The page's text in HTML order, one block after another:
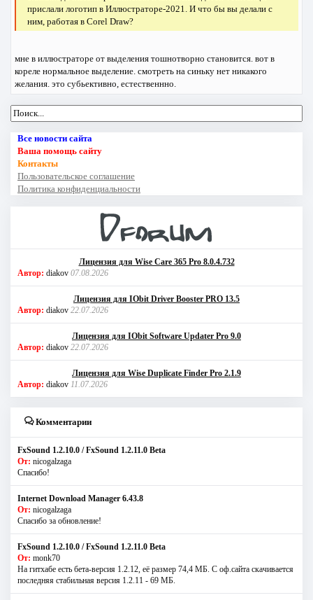
прислали логотип в Иллюстраторе-2021. И что бы вы делали с
ним, работая в Corel Draw?
мне в иллюстраторе от выделения тошнотворно становится. вот в
кореле нормальное выделение. смотреть на синьку нет никакого
желания. это субьективно, естественнно.
Все новости сайта
Ваша помощь сайту
Контакты
Пользовательское соглашение
Политика конфиденциальности
Лицензия для Wise Care 365 Pro 8.0.4.732
Автор: diakov 07.08.2026
Лицензия для IObit Driver Booster PRO 13.5
Автор: diakov 22.07.2026
Лицензия для IObit Software Updater Pro 9.0
Автор: diakov 22.07.2026
Лицензия для Wise Duplicate Finder Pro 2.1.9
Автор: diakov 11.07.2026
Комментарии
FxSound 1.2.10.0 / FxSound 1.2.11.0 Beta
От: nicogalzaga
Спасибо!
Internet Download Manager 6.43.8
От: nicogalzaga
Спасибо за обновление!
FxSound 1.2.10.0 / FxSound 1.2.11.0 Beta
От: monk70
На гитхабе есть бета-версия 1.2.12, её размер 74,4 МБ. С оф.сайта скачивается
последняя стабильная версия 1.2.11 - 69 МБ.